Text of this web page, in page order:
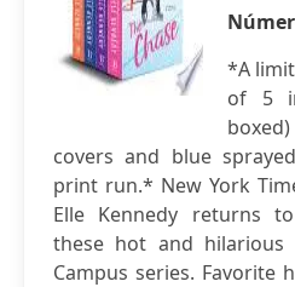
*A
of 5
covers and blue
print run.* New York
Elle Kennedy returns
these hot and
Campus series. Favorite